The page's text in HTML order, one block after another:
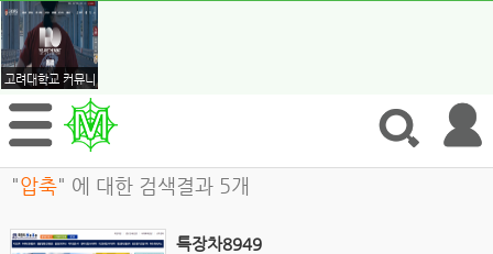
고려대학교 커뮤니티
"압축" 에 대한 검색결과 5개
특장차8949